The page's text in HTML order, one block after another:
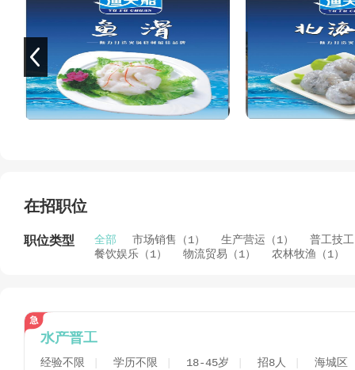
在招职位
职位类型 全部 市场销售（1） 生产营运（1）
普工技
餐饮娱乐（1）
物流贸易（1） 农林牧渔（1）
水产普工
经验不限 学历不限 18-45岁 招8人 海城区